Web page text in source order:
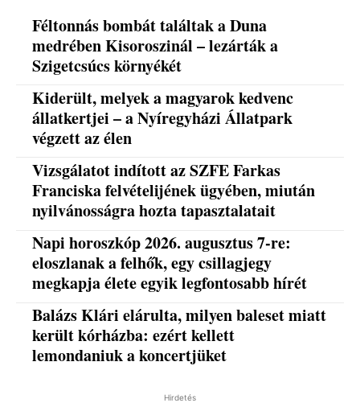
Féltonnás bombát találtak a Duna
medrében Kisoroszinál – lezárták a
Szigetcsúcs környékét
Kiderült, melyek a magyarok kedvenc
állatkertjei – a Nyíregyházi Állatpark
végzett az élen
Vizsgálatot indított az SZFE Farkas
Franciska felvételijének ügyében, miután
nyilvánosságra hozta tapasztalatait
Napi horoszkóp 2026. augusztus 7-re:
eloszlanak a felhők, egy csillagjegy
megkapja élete egyik legfontosabb hírét
Balázs Klári elárulta, milyen baleset miatt
került kórházba: ezért kellett
lemondaniuk a koncertjüket
Hirdetés